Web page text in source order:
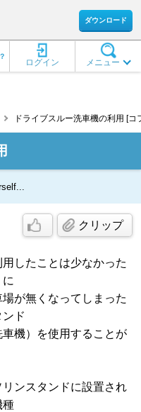
ダウンロード
メニュー
ログイン
ドライブスルー洗車機の利用 [コ
クリップ
したことは少なかった
が無くなってしまった
ド
機）を使用することが
ンスタンドに設置され
種